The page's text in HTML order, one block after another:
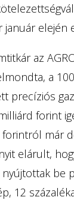
január elején
az
a
precíziós
forint
már
elárult,
nyújtottak be
12